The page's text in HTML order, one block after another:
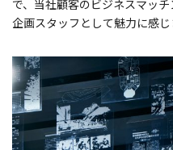
で、当社顧客のビジネスマッ
企画スタッフとして魅力に感じ